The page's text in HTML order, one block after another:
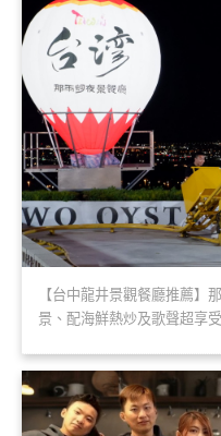
【台中龍井景觀餐廳推薦】
景、配海鮮熱炒及歌聲超享受